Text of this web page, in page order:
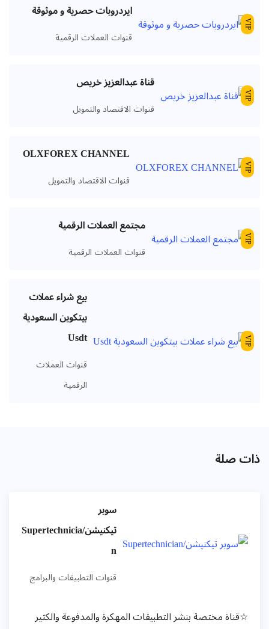
VIP
ايردروبات حصرية و موثوقة
قنوات العملات الرقمية
VIP
قناة عبدالعزيز خريص
قنوات الاقتصاد والتمويل
VIP
OLXFOREX CHANNEL
قنوات الاقتصاد والتمويل
VIP
مجتمع العملات الرقمية
قنوات العملات الرقمية
VIP
بيع شراء عملات
بيتكوين السعودية
Usdt
قنوات العملات
الرقمية
ذات صلة
سوبر
تيكنيشن/Supertechnicia
n
قنوات التطبيقات والبرامج
☆قناة مختصة بنشر التطبيقات المهكرة والمدفوعة والكثير